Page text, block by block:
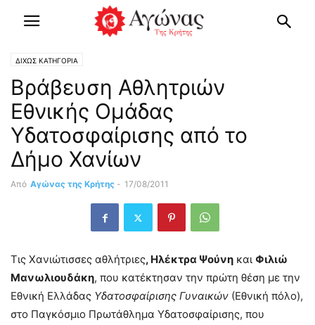
ΔΙΧΩΣ ΚΑΤΗΓΟΡΙΑ
Βράβευση Αθλητριών
Εθνικής Ομάδας
Υδατοσφαίρισης από το
Δήμο Χανίων
Από Αγώνας της Κρήτης - 17/08/2011
Τις Χανιώτισσες αθλήτριες, Ηλέκτρα Ψούνη και Φιλιώ
Μανωλιουδάκη, που κατέκτησαν την πρώτη θέση με την
Εθνική Ελλάδας Υδατοσφαίρισης Γυναικών (Εθνική πόλο),
στο Παγκόσμιο Πρωτάθλημα Υδατοσφαίρισης, που